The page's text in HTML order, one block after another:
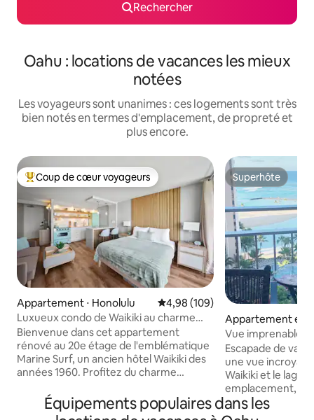
Rechercher
Oahu : locations de vacances les mieux
notées
Les voyageurs sont unanimes : ces logements sont très
bien notés en termes d'emplacement, de propreté et
plus encore.
Coups de cœur voyageurs les plus appréciés
Coup de cœur voyageurs
Appartement ⋅ Honolulu Évaluation moyenne sur la
4,98 (109)
Luxueux condo de Waikiki au charme
rétro et parking gratuit
Bienvenue dans cet appartement
rénové au 20e étage de l'emblématique
Marine Surf, un ancien hôtel Waikiki des
années 1960. Profitez du charme
compris une vue partielle sur l'océan, un
parking souterrain GRATUIT, une
Superhôte
Superhôte
Appartement en
⋅ Honolulu
Vue imprenable
Escapade de
une vue
Waikiki et le lagon !!
emplacement, à
nombreux points
commercial Ala
Équipements populaires dans les